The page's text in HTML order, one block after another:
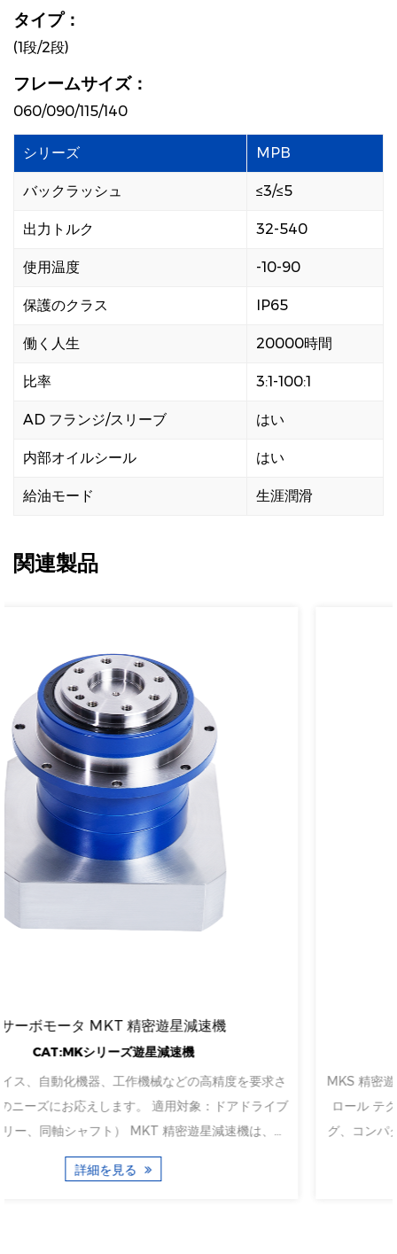
タイプ：
(1段/2段)
フレームサイズ：
060/090/115/140
シリーズ MPB
バックラッシュ ≤3/≤5
出力トルク 32-540
使用温度 -10-90
保護のクラス IP65
働く人生 20000時間
比率 3:1-100:1
AD フランジ/スリーブ はい
内部オイルシール はい
給油モード 生涯潤滑
関連製品
高精度精密遊星減速機
CAT:MKシリーズ遊星減速機
MKS 精密遊星減速機とサーボ モーターは、モーション コン
ロール テクノロジーの頂点を表します。精密エンジニアリン
グ、コンパクトな設計、高トルク容量、多用途性、適応性とい
った両社の強みを組み合わせることで、さまざまな産業用途に
おいて強力なコンビとなっています。業界が自動化と精密化に